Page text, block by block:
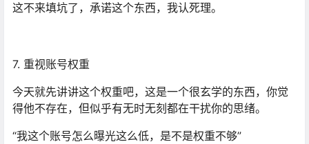
这不来填坑了，承诺这个东西，我认死理。
7. 重视账号权重
今天就先讲讲这个权重吧，这是一个很玄学的东西，你觉
得他不存在，但似乎有无时无刻都在干扰你的思绪。
“我这个账号怎么曝光这么低，是不是权重不够”